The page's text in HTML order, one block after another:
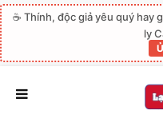
☕ Thính, độc giả yêu quý hay
ly